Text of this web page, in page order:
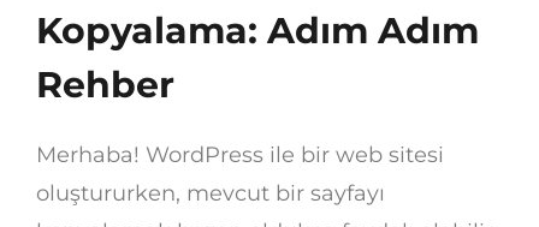
Kopyalama: Adım Adım
Rehber
Merhaba! WordPress ile bir web sitesi
oluştururken, mevcut bir sayfayı